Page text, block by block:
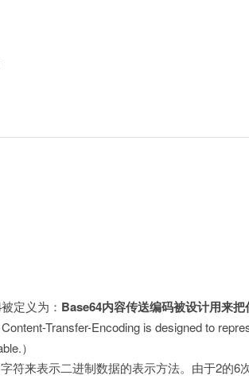
定义为： Base64内容传送编码被设计用来
Content-Transfer-Encoding is designed to
）
符来表示二进制数据的表示方法。由于2的6